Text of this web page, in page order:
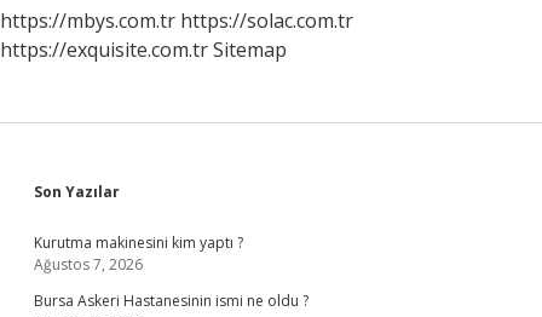
https://mbys.com.tr https://solac.com.tr
https://exquisite.com.trSitemap
Sidebar
Son Yazılar
Kurutma makinesini kim yaptı ?
Ağustos 7, 2026
Bursa Askeri Hastanesinin ismi ne oldu ?